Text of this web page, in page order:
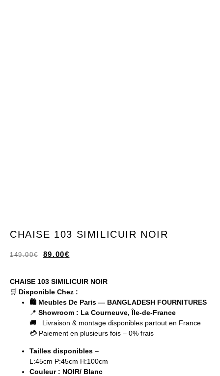
CHAISE 103 SIMILICUIR NOIR
149.00€ 89.00€
CHAISE 103 SIMILICUIR NOIR
🛒 Disponible Chez :
🛍️ Meubles De Paris — BANGLADESH FOURNITURES
📍 Showroom : La Courneuve, Île-de-France
🚚 Livraison & montage disponibles partout en France
💳 Paiement en plusieurs fois – 0% frais
Tailles disponibles –
L:45cm P:45cm H:100cm
Couleur : NOIR/ Blanc